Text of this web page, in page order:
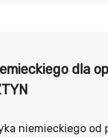
dla
niemieckiego od